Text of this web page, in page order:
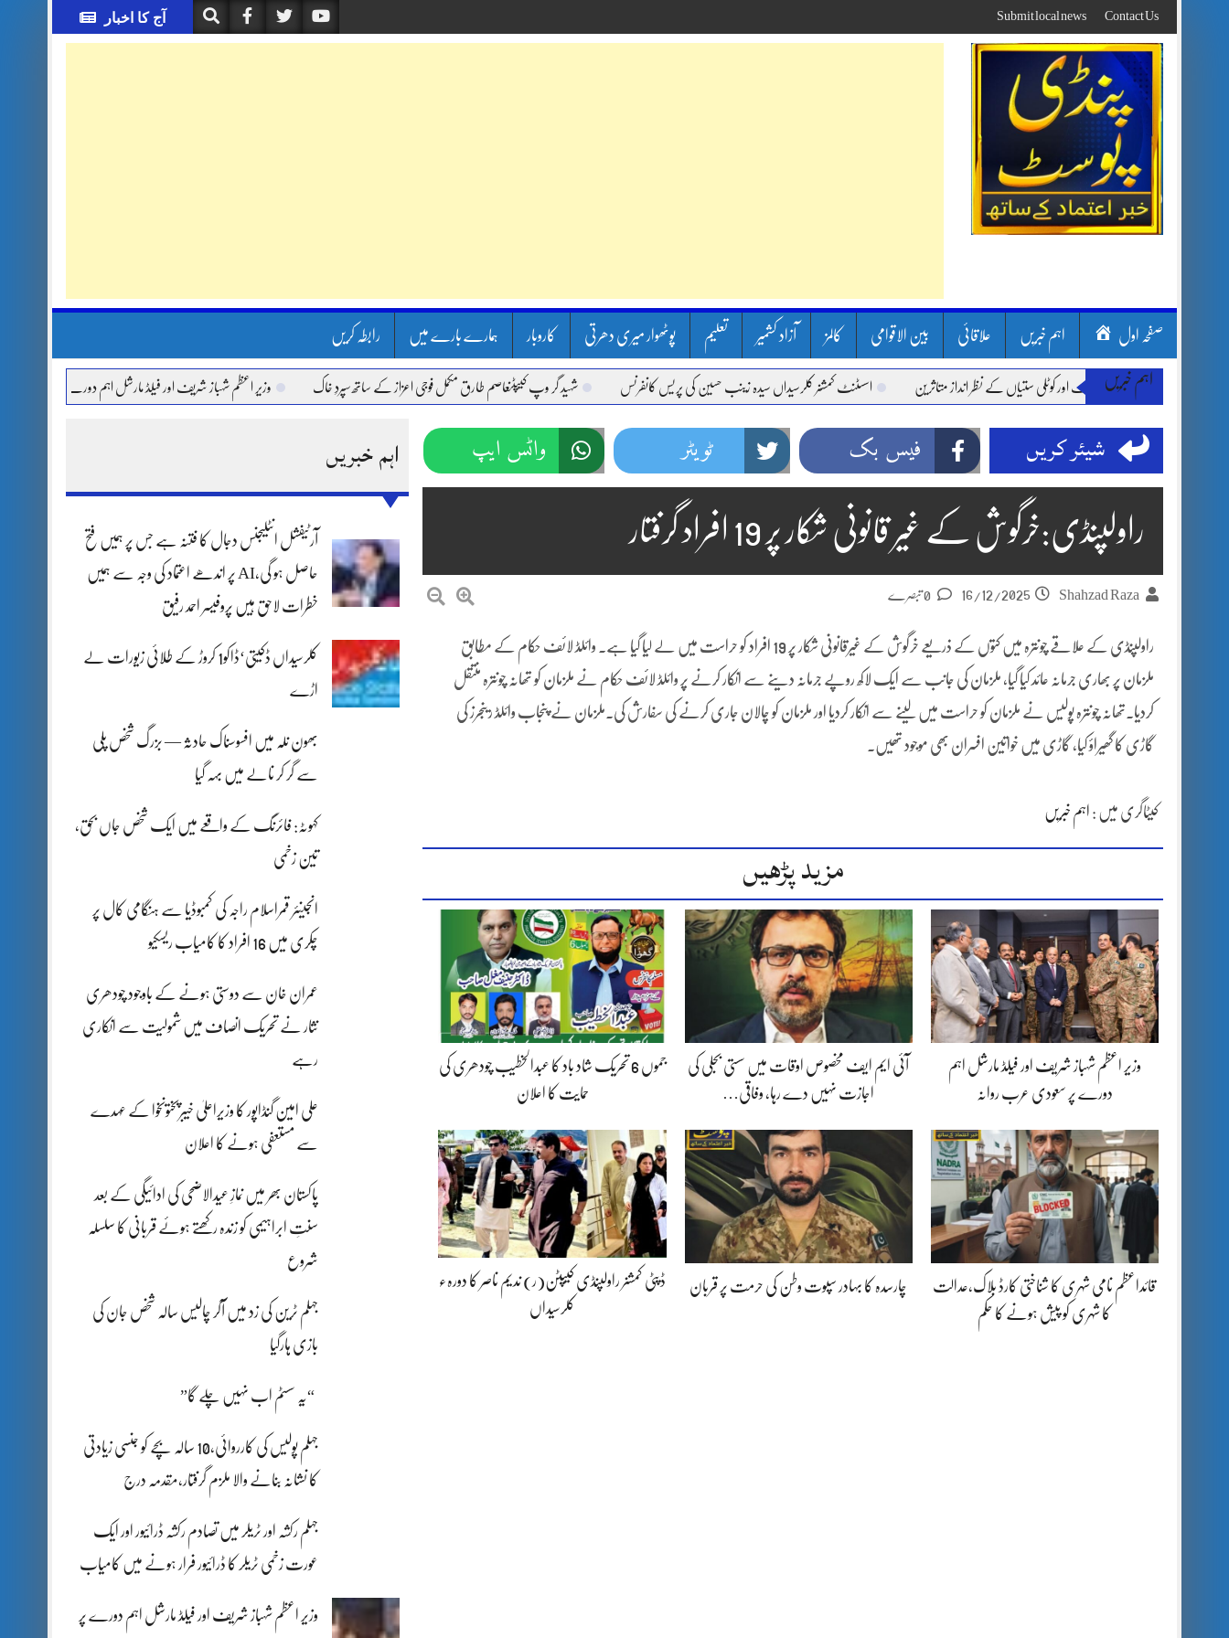
to
content
آج کا اخبار Contact Us
Submit local news
صفحہ اول اہم خبریں علاقائی بین الاقوامی کالمز آزاد کشمیر تعلیم پوٹھوار میری دھرتی کاروبار ہمارے بارے میں رابطہ کریں
اہم خبریں
سون بارشیں، لینڈ سلائیڈنگ اور کوٹلی ستیاں کے نظر انداز متاثرین اسسٹنٹ کمشنر کلرسیداں سیدہ زینب حسین کی پریس کانفرنس شہید گر وپ کیپٹنعاصم طارق مکمل فوجی اعزاز کے ساتھ سپردِ خاک وزیر اعظم شہباز شریف اور فیلڈ مارشل اہم دورے پر سعودی عرب
اہم خبریں
آرٹیفشل انٹلیجنس دجال کا فتنہ ہے جس پر ہمیں فتح
حاصل ہو گی،AI پر اندھے اعتماد کی وجہ سے ہمیں
خطرات لاحق ہیں پروفیسر احمد رفیق
کلرسیداں ڈکیتی‘ڈاکو1 کروڑ کے طلائی زیورات لے
اڑے
بھون نلہ میں افسوسناک حادثہ — بزرگ شخص پلی
سے گر کر نالے میں بہہ گیا
کہوٹہ: فائرنگ کے واقعے میں ایک شخص جاں بحق،
تین زخمی
انجینئر قمراسلام راجہ کی کمبوڈیا سے ہنگامی کال پر
چکری میں 16 افراد کا کامیاب ریسکیو
عمران خان سے دوستی ہونے کے باوجود چودھری
نثار نے تحریک انصاف میں شمولیت سے انکاری
رہے
علی امین گنڈاپور کا وزیراعلیٰ خیبرپختونخوا کے عہدے
سے مستعفی ہونے کا اعلان
پاکستان بھر میں نمازِ عیدالاضحی کی ادائیگی کے بعد
سنتِ ابراہیمی کو زندہ رکھتے ہوئے قربانی کا سلسلہ
شروع
جہلم ٹرین کی زد میں آکر چالیس سالہ شخص جان کی
بازی ہارگیا
“یہ سسٹم اب نہیں چلے گا”
جہلم پولیس کی کارروائی،10 سالہ بچے کو جنسی زیادتی
کا نشانہ بنانے والا ملزم گرفتار،مقدمہ درج
جہلم رکشہ اور ٹریلر میں تصادم رکشہ ڈرائیور اور ایک
عورت زخمی ٹریلر کا ڈرائیور فرار ہونے میں کامیاب
وزیر اعظم شہباز شریف اور فیلڈ مارشل اہم دورے پر
شیئر کریں فیس بک ٹویٹر واٹس ایپ
راولپنڈی:خرگوش کے غیر قانونی شکار پر 19 افراد گرفتار
Shahzad Raza
16/12/2025
راولپنڈی کے علاقے چونترہ میں کتوں کے ذریعے خرگوش کے غیرقانونی شکار پر 19 افراد کو حراست میں لے لیا گیا ہے۔ وائلڈ لائف حکام کے مطابق
ملزمان پر بھاری جرمانہ عائد کیا گیا، ملزمان کی جانب سے ایک لاکھ روپے جرمانہ دینے سے انکار کرنے پر وائلڈ لائف حکام نے ملزمان کو تھانہ چونترہ منتقل
کردیا۔تھانہ چونترہ پولیس نے ملزمان کو حراست میں لینے سے انکار کردیا اور ملزمان کو چالان جاری کرنے کی سفارش کی۔ملزمان نے پنجاب وائلڈ رینجرز کی
گاڑی کا گھیراؤ کیا، گاڑی میں خواتین افسران بھی موجود تھیں۔
کیٹاگری میں : اہم خبریں
مزید پڑھیں
وزیر اعظم شہباز شریف اور فیلڈ مارشل اہم
دورے پر سعودی عرب روانہ
آئی ایم ایف مخصوص اوقات میں سستی بجلی کی
اجازت نہیں دے رہا، وفاقی…
جموں 6 تحریک شاد باد کا عبدالخطیب چودھری کی
حمایت کا اعلان
قائداعظم نامی شہری کا شناختی کارڈ بلاک،عدالت
کا شہری کو پیش ہونے کا حکم
چارسدہ کا بہادر سپوت وطن کی حرمت پر قربان
ڈپٹی کمشنر راولپنڈی کیپٹن(ر) ندیم ناصر کا دورہء
کلرسیداں